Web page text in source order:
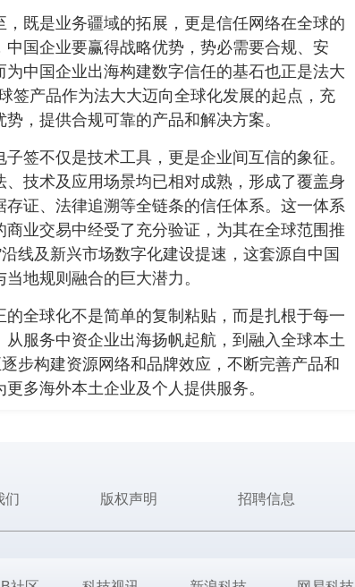
既是业务疆域的拓展，更是信任网络在全球的
国企业要赢得战略优势，势必需要合规、安
中国企业出海构建数字信任的基石也正是法大
签产品作为法大大迈向全球化发展的起点，充
，提供合规可靠的产品和解决方案。
不仅是技术工具，更是企业间互信的象征。
技术及应用场景均已相对成熟，形成了覆盖身
证、法律追溯等全链条的信任体系。这一体系
业交易中经受了充分验证，为其在全球范围推
线及新兴市场数字化建设提速，这套源自中国
地规则融合的巨大潜力。
全球化不是简单的复制粘贴，而是扎根于每一
服务中资企业出海扬帆起航，到融入全球本土
步构建资源网络和品牌效应，不断完善产品和
多海外本土企业及个人提供服务。
们 版权声明 招聘信息